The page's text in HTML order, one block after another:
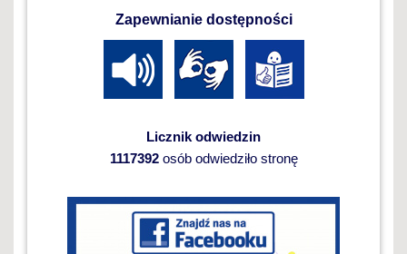
Zapewnianie dostępności
Licznik odwiedzin
1117392osób odwiedziło stronę